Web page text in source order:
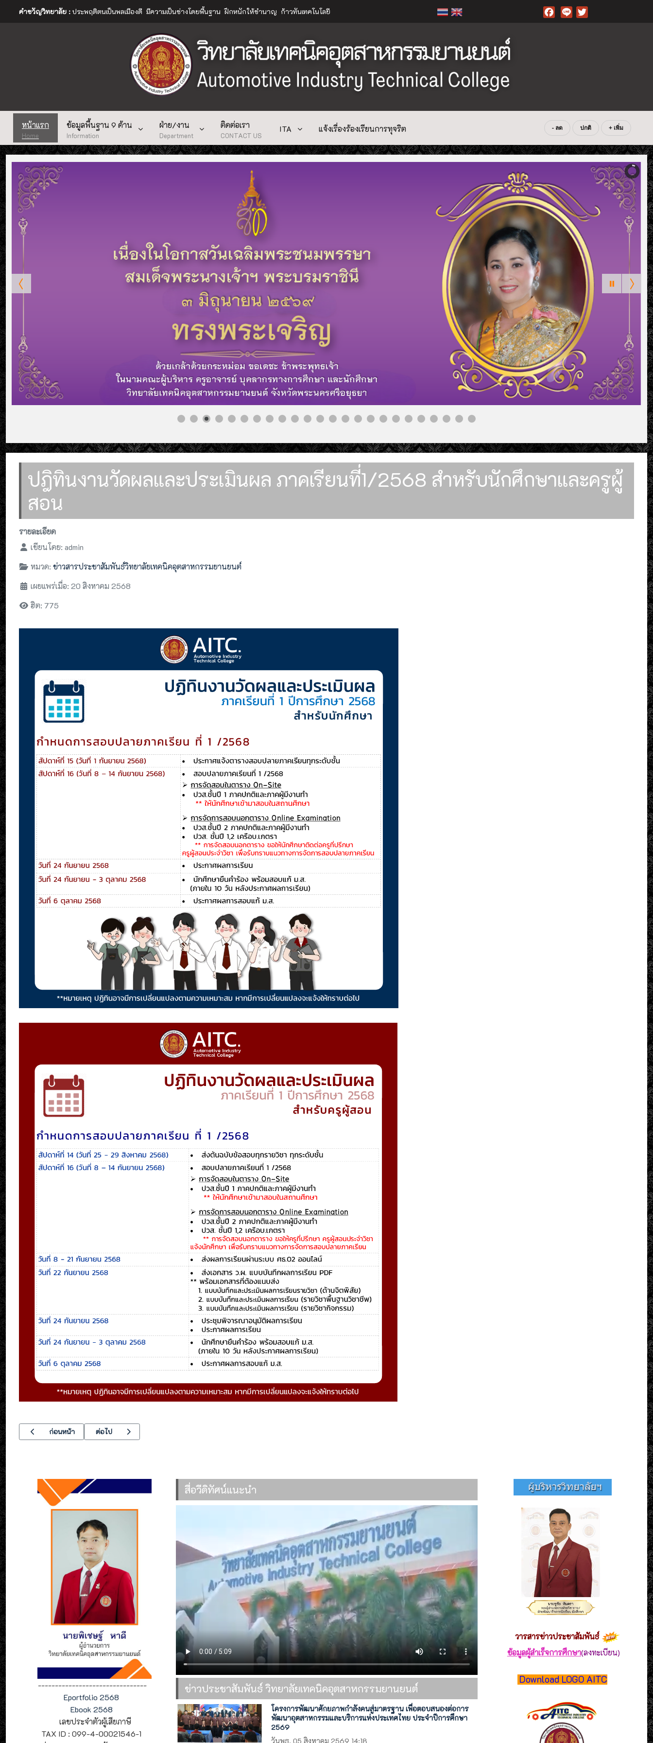
คำขวัญวิทยาลัย : ประพฤติตนเป็นพลเมืองดี มีความเป็นช่างโดยพื้นฐาน ฝึกหนักให้ชำนาญ ก้าวทันเทคโนโลยี
หน้าแรก
Home
ข้อมูลพื้นฐาน 9 ด้าน
Information
ฝ่าย/งาน
Department
ติดต่อเรา
CONTACT US
ITA แจ้งเรื่องร้องเรียนการทุจริต - ลด ปกติ + เพิ่ม
ปฎิทินงานวัดผลและประเมินผล ภาคเรียนที่1/2568 สำหรับนักศึกษาและครูผู้
สอน
รายละเอียด
เขียนโดย: admin
หมวด: ข่าวสารประชาสัมพันธ์วิทยาลัยเทคนิคอุตสาหกรรมยานยนต์
เผยแพร่เมื่อ: 20 สิงหาคม 2568
ฮิต: 775
เนื้อหาก่อนหน้า: เข้าร่วมประชุม งานประชุมผู้ใช้ไฟฟ้ารายสำคัญ ในพื้นที่จังหวัดพระนครศรีอยุธยา ประจำปี 2568
ก่อนหน้า เนื้อหาถัดไป: ร่วมกิจกรรมเฉลิมพระเกียรติ 12 สิงหาคม 2568 "วันแม่แห่งชาติ"
ต่อไป
--------------------------------
Eportfolio 2568
Ebook 2568
เลขประจำตัวผู้เสียภาษี
TAX ID : 099-4-00021546-1
สื่อวีดิทัศน์แนะนำ
ข่าวประชาสัมพันธ์ วิทยาลัยเทคนิคอุตสาหกรรมยานยนต์
โครงการพัฒนาศักยภาพกำลังคนสู่มาตรฐาน เพื่อตอบสนองต่อการ
พัฒนาอุตสาหกรรมและบริการแห่งประเทศไทย ประจำปีการศึกษา
2569
วันพุธ, 05 สิงหาคม 2569 14:18
วารสารข่าวประชาสัมพันธ์
ข้อมูลผู้สำเร็จการศึกษา(ลงทะเบียน)
Download LOGO AITC